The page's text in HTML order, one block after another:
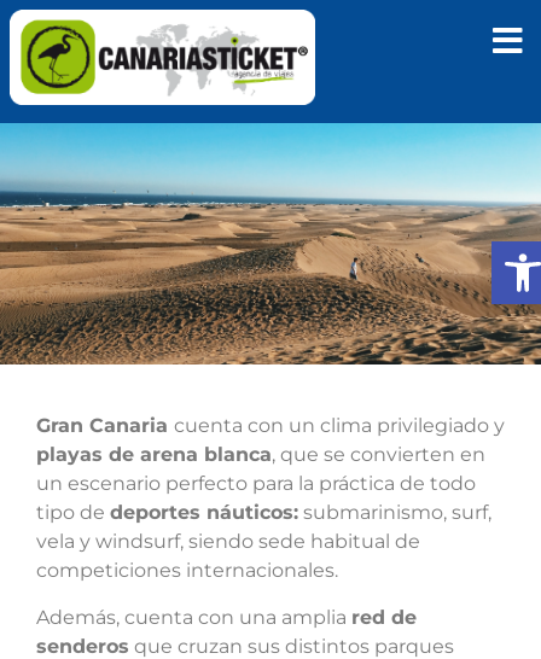
Gran Canaria cuenta con un clima privilegiado y
playas de arena blanca, que se convierten en
un escenario perfecto para la práctica de todo
tipo de deportes náuticos: submarinismo, surf,
vela y windsurf, siendo sede habitual de
competiciones internacionales.
Además, cuenta con una amplia red de
senderos que cruzan sus distintos parques